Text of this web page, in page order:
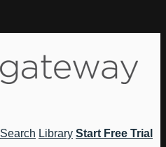
Search Library Start Free Trial